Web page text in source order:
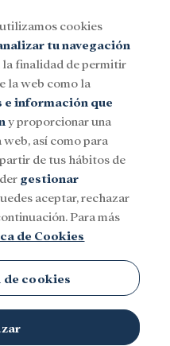
cookies
tu navegación
la finalidad de permitir
la web como la
e información que
y proporcionar una
así como para
de tus hábitos de
gestionar
aceptar, rechazar
Para más
de Cookies
cookies